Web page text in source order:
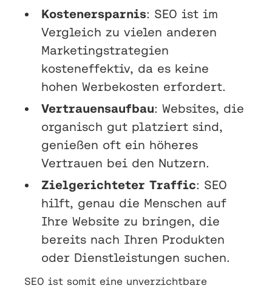
Kostenersparnis: SEO ist im
Vergleich zu vielen anderen
Marketingstrategien
kosteneffektiv, da es keine
hohen Werbekosten erfordert.
Vertrauensaufbau: Websites, die
organisch gut platziert sind,
genießen oft ein höheres
Vertrauen bei den Nutzern.
Zielgerichteter Traffic: SEO
hilft, genau die Menschen auf
Ihre Website zu bringen, die
bereits nach Ihren Produkten
oder Dienstleistungen suchen.
SEO ist somit eine unverzichtbare